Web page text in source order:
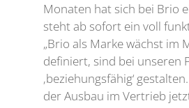
Monaten hat sich bei Brio
steht ab sofort ein voll
„Brio als Marke wächst im
definiert, sind bei unseren
‚beziehungsfähig‘
der Ausbau im Vertrieb